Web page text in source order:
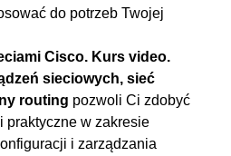
cz.
cz.
00:03:07
do potrzeb Twojej
Cisco. Kurs video.
sieciowych, sieć
routing pozwoli Ci zdobyć
praktyczne w zakresie
i zarządzania